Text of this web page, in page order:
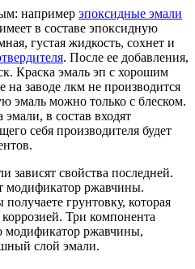
например эпоксидные эмали
в составе эпоксидную
густая жидкость, сохнет и
. После ее добавления,
Краска эмаль эп с хорошим
на заводе лкм не производится
эмаль можно только с блеском.
в состав входят
себя производителя будет
зависят свойства последней.
модификатор ржавчины.
получаете грунтовку, которая
Три компонента
модификатор ржавчины,
слой эмали.